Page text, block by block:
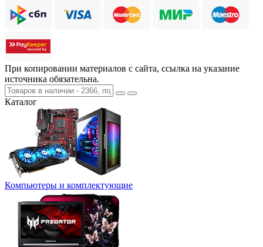
При копировании материалов с сайта, ссылка на указание
источника обязательна.
Каталог
Компьютеры и комплектующие